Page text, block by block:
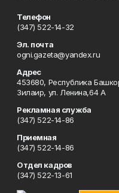
Телефон
(347) 522-14-32
Эл. почта
ogni.gazeta@yandex.ru
Адрес
453680, Республика
Зилаир, ул. Ленина,64 А
Рекламная служба
(347) 522-14-86
Приемная
(347) 522-14-86
Отдел кадров
(347) 522-13-61